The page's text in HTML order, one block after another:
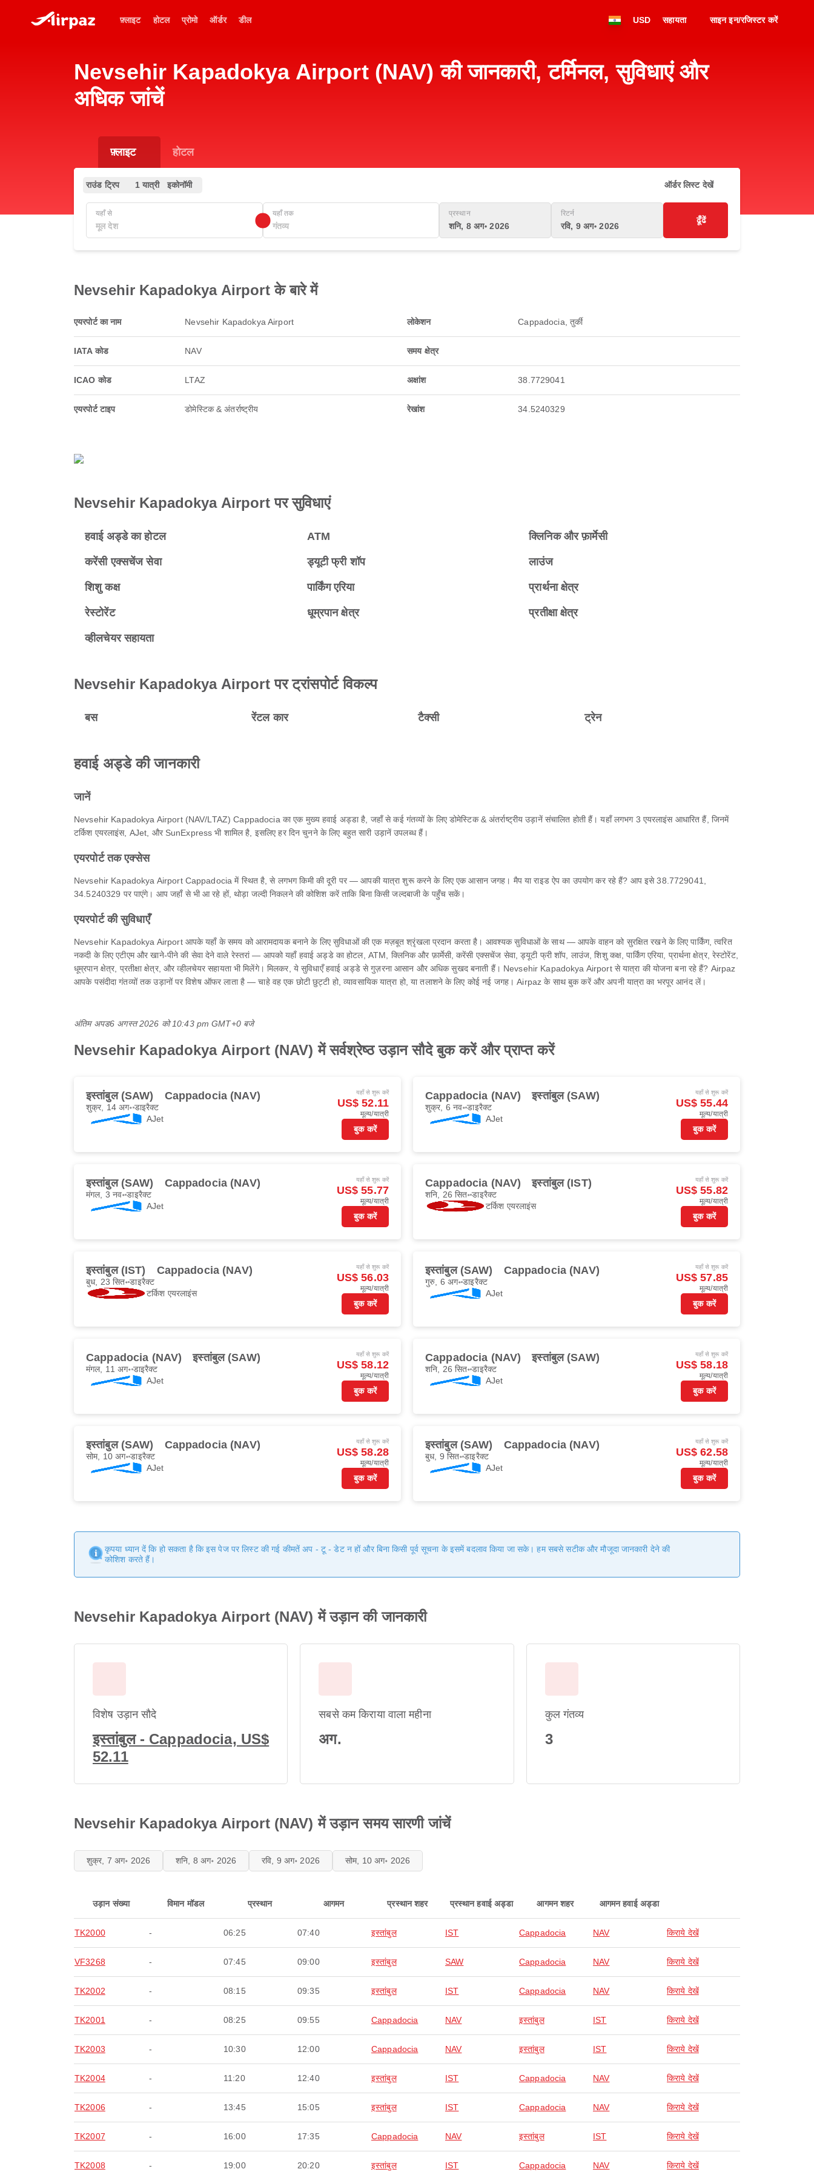
फ़्लाइट होटल प्रोमो ऑर्डर डील USD सहायता साइन इन/रजिस्टर करें
Nevsehir Kapadokya Airport (NAV) की जानकारी, टर्मिनल, सुविधाएं और
अधिक जांचें
फ़्लाइट होटल
राउंड ट्रिप 1 यात्री इकोनॉमी ऑर्डर लिस्ट देखें
यहाँ से यहाँ तक प्रस्थान
शनि, 8 अग॰ 2026
रिटर्न
रवि, 9 अग॰ 2026
ढूँढें
Nevsehir Kapadokya Airport के बारे में
एयरपोर्ट का नाम Nevsehir Kapadokya Airport
IATA कोड NAV
ICAO कोड LTAZ
एयरपोर्ट टाइप डोमेस्टिक & अंतर्राष्ट्रीय
लोकेशन Cappadocia, तुर्की
समय क्षेत्र
अक्षांश 38.7729041
रेखांश 34.5240329
Nevsehir Kapadokya Airport पर सुविधाएं
हवाई अड्डे का होटल ATM क्लिनिक और फ़ार्मेसी
करेंसी एक्सचेंज सेवा ड्यूटी फ्री शॉप लाउंज
शिशु कक्ष पार्किंग एरिया प्रार्थना क्षेत्र
रेस्टोरेंट धूम्रपान क्षेत्र प्रतीक्षा क्षेत्र
व्हीलचेयर सहायता
Nevsehir Kapadokya Airport पर ट्रांसपोर्ट विकल्प
बस रेंटल कार टैक्सी ट्रेन
हवाई अड्डे की जानकारी
जानें
Nevsehir Kapadokya Airport (NAV/LTAZ) Cappadocia का एक मुख्य हवाई अड्डा है, जहाँ से कई गंतव्यों के लिए डोमेस्टिक & अंतर्राष्ट्रीय उड़ानें संचालित होती हैं। यहाँ लगभग 3 एयरलाइंस आधारित हैं, जिनमें
टर्किश एयरलाइंस, AJet, और SunExpress भी शामिल है, इसलिए हर दिन चुनने के लिए बहुत सारी उड़ानें उपलब्ध हैं।
एयरपोर्ट तक एक्सेस
Nevsehir Kapadokya Airport Cappadocia में स्थित है, से लगभग किमी की दूरी पर — आपकी यात्रा शुरू करने के लिए एक आसान जगह। मैप या राइड ऐप का उपयोग कर रहे हैं? आप इसे 38.7729041,
34.5240329 पर पाएंगे। आप जहाँ से भी आ रहे हों, थोड़ा जल्दी निकलने की कोशिश करें ताकि बिना किसी जल्दबाजी के पहुँच सकें।
एयरपोर्ट की सुविधाएँ
Nevsehir Kapadokya Airport आपके यहाँ के समय को आरामदायक बनाने के लिए सुविधाओं की एक मज़बूत श्रृंखला प्रदान करता है। आवश्यक सुविधाओं के साथ — आपके वाहन को सुरक्षित रखने के लिए पार्किंग, त्वरित
नकदी के लिए एटीएम और खाने-पीने की सेवा देने वाले रेस्तरां — आपको यहाँ हवाई अड्डे का होटल, ATM, क्लिनिक और फ़ार्मेसी, करेंसी एक्सचेंज सेवा, ड्यूटी फ्री शॉप, लाउंज, शिशु कक्ष, पार्किंग एरिया, प्रार्थना क्षेत्र, रेस्टोरेंट,
धूम्रपान क्षेत्र, प्रतीक्षा क्षेत्र, और व्हीलचेयर सहायता भी मिलेंगे। मिलकर, ये सुविधाएँ हवाई अड्डे से गुज़रना आसान और अधिक सुखद बनाती हैं। Nevsehir Kapadokya Airport से यात्रा की योजना बना रहे हैं? Airpaz
आपके पसंदीदा गंतव्यों तक उड़ानों पर विशेष ऑफर लाता है — चाहे वह एक छोटी छुट्टी हो, व्यावसायिक यात्रा हो, या तलाशने के लिए कोई नई जगह। Airpaz के साथ बुक करें और अपनी यात्रा का भरपूर आनंद लें।
अंतिम अपड6 अगस्त 2026 को 10:43 pm GMT+0 बजे
Nevsehir Kapadokya Airport (NAV) में सर्वश्रेष्ठ उड़ान सौदे बुक करें और प्राप्त करें
इस्तांबुल (SAW) Cappadocia (NAV)
शुक्र, 14 अग॰ डाइरैक्ट
AJet
यहाँ से शुरू करें
US$ 52.11
मूल्य/यात्री
बुक करें
Cappadocia (NAV) इस्तांबुल (SAW)
शुक्र, 6 नव॰डाइरैक्ट
AJet
यहाँ से शुरू करें
US$ 55.44
मूल्य/यात्री
बुक करें
इस्तांबुल (SAW) Cappadocia (NAV)
मंगल, 3 नव॰डाइरैक्ट
AJet
यहाँ से शुरू करें
US$ 55.77
मूल्य/यात्री
बुक करें
Cappadocia (NAV) इस्तांबुल (IST)
शनि, 26 सित॰डाइरैक्ट
टर्किश एयरलाइंस
यहाँ से शुरू करें
US$ 55.82
मूल्य/यात्री
बुक करें
इस्तांबुल (IST) Cappadocia (NAV)
बुध, 23 सित॰डाइरैक्ट
टर्किश एयरलाइंस
यहाँ से शुरू करें
US$ 56.03
मूल्य/यात्री
बुक करें
इस्तांबुल (SAW) Cappadocia (NAV)
गुरु, 6 अग॰डाइरैक्ट
AJet
यहाँ से शुरू करें
US$ 57.85
मूल्य/यात्री
बुक करें
Cappadocia (NAV) इस्तांबुल (SAW)
मंगल, 11 अग॰ डाइरैक्ट
AJet
यहाँ से शुरू करें
US$ 58.12
मूल्य/यात्री
बुक करें
Cappadocia (NAV) इस्तांबुल (SAW)
शनि, 26 सित॰डाइरैक्ट
AJet
यहाँ से शुरू करें
US$ 58.18
मूल्य/यात्री
बुक करें
इस्तांबुल (SAW) Cappadocia (NAV)
सोम, 10 अग॰डाइरैक्ट
AJet
यहाँ से शुरू करें
US$ 58.28
मूल्य/यात्री
बुक करें
इस्तांबुल (SAW) Cappadocia (NAV)
बुध, 9 सित॰डाइरैक्ट
AJet
यहाँ से शुरू करें
US$ 62.58
मूल्य/यात्री
बुक करें
कृपया ध्यान दें कि हो सकता है कि इस पेज पर लिस्ट की गई कीमतें अप - टू - डेट न हों और बिना किसी पूर्व सूचना के इसमें बदलाव किया जा सके। हम सबसे सटीक और मौजूदा जानकारी देने की
कोशिश करते हैं।
Nevsehir Kapadokya Airport (NAV) में उड़ान की जानकारी
विशेष उड़ान सौदे
इस्तांबुल - Cappadocia, US$
52.11
सबसे कम किराया वाला महीना
अग.
कुल गंतव्य
3
Nevsehir Kapadokya Airport (NAV) में उड़ान समय सारणी जांचें
शुक्र, 7 अग॰ 2026 शनि, 8 अग॰ 2026 रवि, 9 अग॰ 2026 सोम, 10 अग॰ 2026
उड़ान संख्या विमान मॉडल प्रस्थान आगमन प्रस्थान शहर प्रस्थान हवाई अड्डा आगमन शहर आगमन हवाई अड्डा
TK2000 - 06:25 07:40 इस्तांबुल IST Cappadocia NAV किराये देखें
VF3268 - 07:45 09:00 इस्तांबुल SAW Cappadocia NAV किराये देखें
TK2002 - 08:15 09:35 इस्तांबुल IST Cappadocia NAV किराये देखें
TK2001 - 08:25 09:55 Cappadocia NAV इस्तांबुल IST किराये देखें
TK2003 - 10:30 12:00 Cappadocia NAV इस्तांबुल IST किराये देखें
TK2004 - 11:20 12:40 इस्तांबुल IST Cappadocia NAV किराये देखें
TK2006 - 13:45 15:05 इस्तांबुल IST Cappadocia NAV किराये देखें
TK2007 - 16:00 17:35 Cappadocia NAV इस्तांबुल IST किराये देखें
TK2008 - 19:00 20:20 इस्तांबुल IST Cappadocia NAV किराये देखें